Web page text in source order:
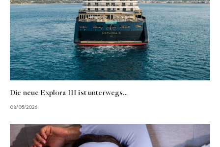
Die neue Explora III ist unterwegs…
08/05/2026